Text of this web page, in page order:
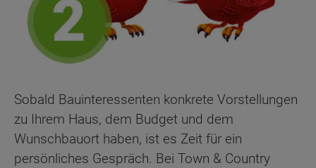
Sobald Bauinteressenten konkrete Vorstellungen
zu Ihrem Haus, dem Budget und dem
Wunschbauort haben, ist es Zeit für ein
persönliches Gespräch. Bei Town & Country